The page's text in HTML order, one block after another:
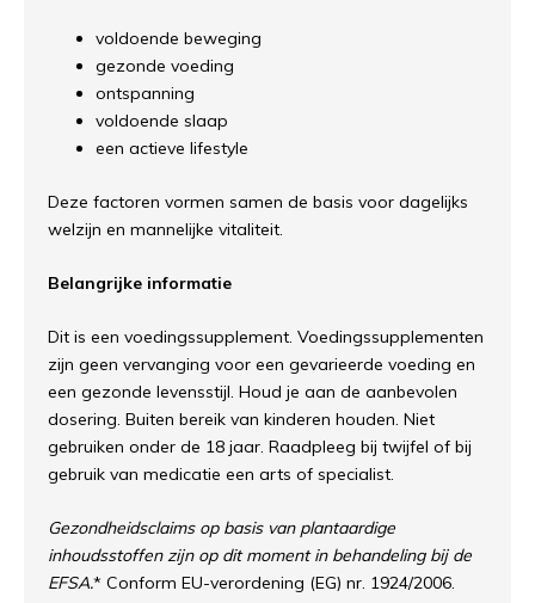
voldoende beweging
gezonde voeding
ontspanning
voldoende slaap
een actieve lifestyle
Deze factoren vormen samen de basis voor dagelijks
welzijn en mannelijke vitaliteit.
Belangrijke informatie
Dit is een voedingssupplement. Voedingssupplementen
zijn geen vervanging voor een gevarieerde voeding en
een gezonde levensstijl. Houd je aan de aanbevolen
dosering. Buiten bereik van kinderen houden. Niet
gebruiken onder de 18 jaar. Raadpleeg bij twijfel of bij
gebruik van medicatie een arts of specialist.
Gezondheidsclaims op basis van plantaardige
inhoudsstoffen zijn op dit moment in behandeling bij de
EFSA.* Conform EU-verordening (EG) nr. 1924/2006.